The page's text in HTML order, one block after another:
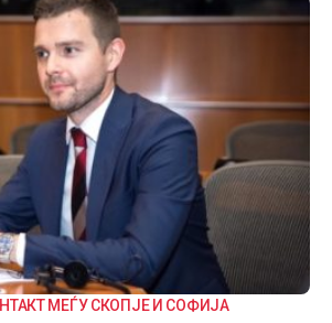
МЕЃУ СКОПЈЕ И СОФИЈА